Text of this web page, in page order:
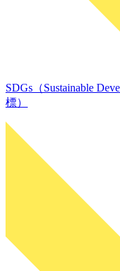
SDGs（Sustainable
標）